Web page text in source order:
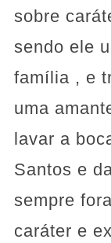
sobre
sendo ele
família , e
uma
lavar a
Santos e
sempre
caráter e